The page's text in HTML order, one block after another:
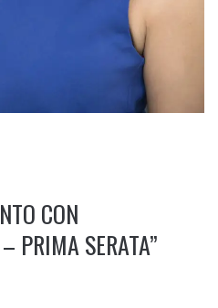
CON
PRIMA SERATA”